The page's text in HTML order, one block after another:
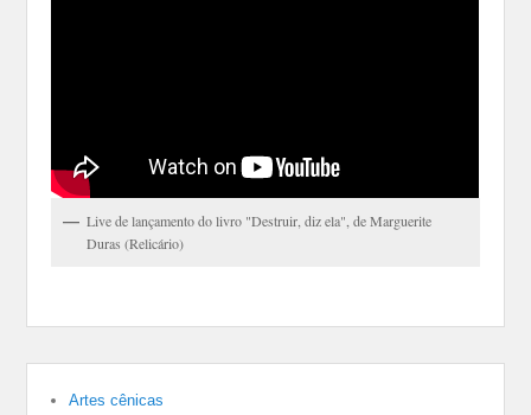
Live de lançamento do livro "Destruir, diz ela", de Marguerite
Duras (Relicário)
Artes cênicas